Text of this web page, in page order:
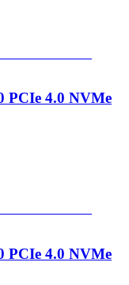
PCIe 4.0 NVMe
PCIe 4.0 NVMe